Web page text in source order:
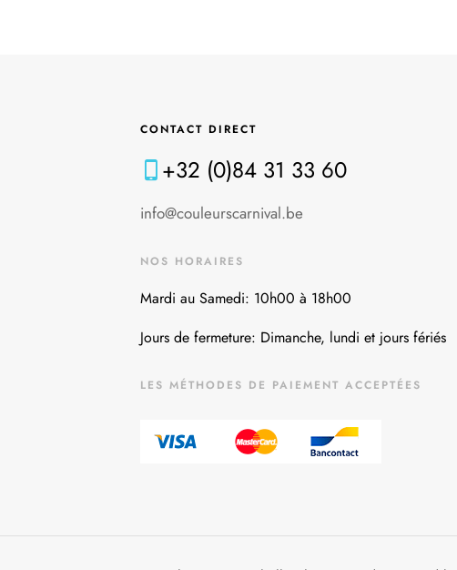
CONTACT DIRECT
+32 (0)84 31 33 60
info@couleurscarnival.be
NOS HORAIRES
Mardi au Samedi: 10h00 à 18h00
Jours de fermeture: Dimanche, lundi et jours fériés
LES MÉTHODES DE PAIEMENT ACCEPTÉES